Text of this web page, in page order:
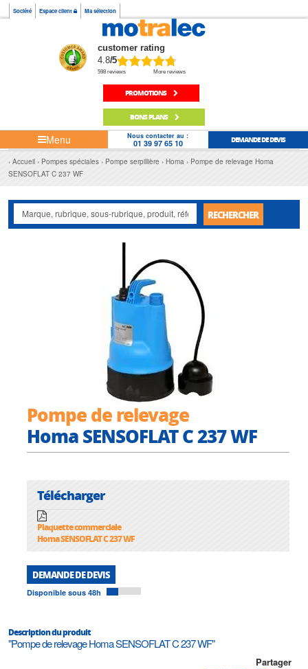
Société Espace client Ma sélection
customer rating
4.8/5
598 reviews More reviews
PROMOTIONS
BONS PLANS
Menu Nous contacter au :
01 39 97 65 10 DEMANDE DE DEVIS
Accueil Pompes spéciales Pompe serpillière Homa
Pompe de relevage Homa
SENSOFLAT C 237 WF
RECHERCHER
Pompe de relevage
Homa SENSOFLAT C 237 WF
Télécharger
Plaquette commerciale
Homa SENSOFLAT C 237 WF
DEMANDE DE DEVIS
Disponible sous 48h
Description du produit
"Pompe de relevage Homa SENSOFLAT C 237 WF"
Partager